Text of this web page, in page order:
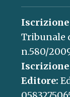
Iscrizione
Tribunale
n.580/
Iscrizione
Editore: